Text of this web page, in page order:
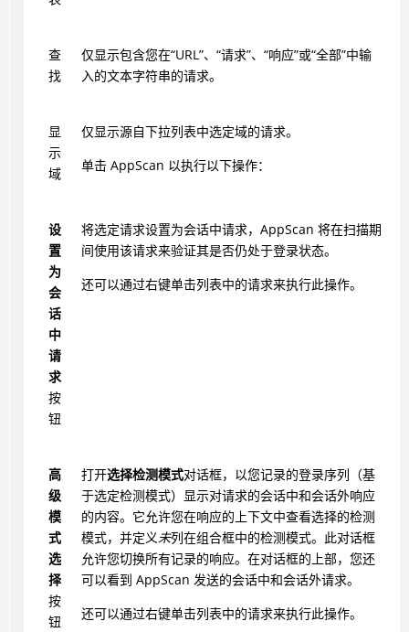
查
找
仅显示包含您在“URL”、“请求”、“响应”或“全部”中输
入的文本字符串的请求。
显
示
域
仅显示源自下拉列表中选定域的请求。
单击 AppScan 以执行以下操作：
设
置
为
会
话
中
请
求
按
钮
将选定请求设置为会话中请求，AppScan 将在扫描期
间使用该请求来验证其是否仍处于登录状态。
还可以通过右键单击列表中的请求来执行此操作。
高
级
模
式
选
择
按
钮
打开选择检测模式对话框，以您记录的登录序列（基
于选定检测模式）显示对请求的会话中和会话外响应
的内容。它允许您在响应的上下文中查看选择的检测
模式，并定义未列在组合框中的检测模式。此对话框
允许您切换所有记录的响应。在对话框的上部，您还
可以看到 AppScan 发送的会话中和会话外请求。
还可以通过右键单击列表中的请求来执行此操作。